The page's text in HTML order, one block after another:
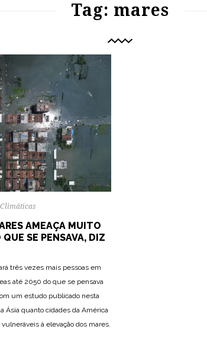
Tag: mares
AMEAÇA MUITO
SE PENSAVA, DIZ
três vezes mais pessoas em
até 2050 do que se pensava
um estudo publicado nesta
Ásia quanto cidades da América
à elevação dos mares.